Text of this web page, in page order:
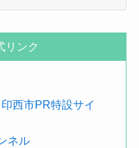
リンク
西市PR特設サイ
ネル